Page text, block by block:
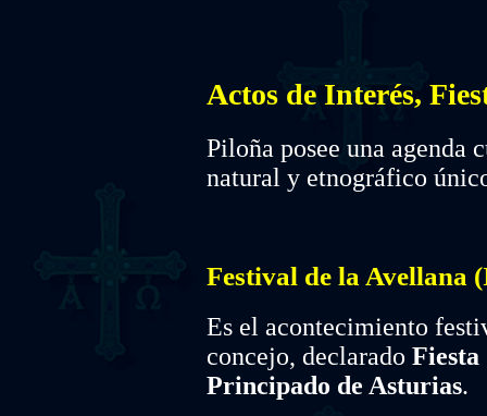
Actos de Interés,
Piloña posee una
natural y etnográfico
Festival de la Avellana
Es el acontecimiento
concejo, declarado Fiesta
Principado de Asturias.